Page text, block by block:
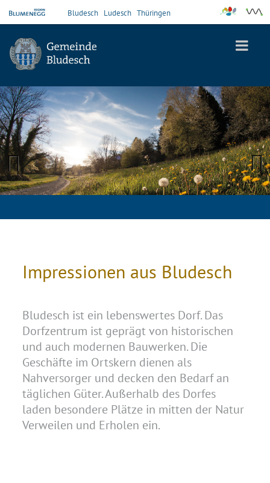
Bludesch Ludesch Thüringen
Previous Next
Impressionen aus Bludesch
Bludesch ist ein lebenswertes Dorf. Das
Dorfzentrum ist geprägt von historischen
und auch modernen Bauwerken. Die
Geschäfte im Ortskern dienen als
Nahversorger und decken den Bedarf an
täglichen Güter. Außerhalb des Dorfes
laden besondere Plätze in mitten der Natur
Verweilen und Erholen ein.